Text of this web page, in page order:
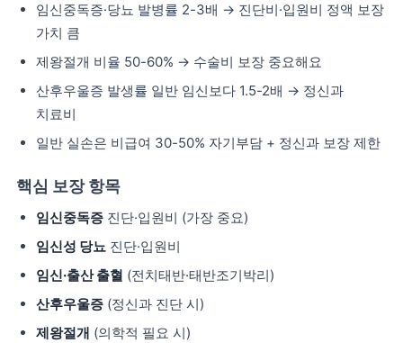
임신중독증·당뇨 발병률 2-3배 → 진단비·입원비 정액 보장
가치 큼
제왕절개 비율 50-60% → 수술비 보장 중요해요
산후우울증 발생률 일반 임신보다 1.5-2배 → 정신과
치료비
일반 실손은 비급여 30-50% 자기부담 + 정신과 보장 제한
핵심 보장 항목
임신중독증 진단·입원비 (가장 중요)
임신성 당뇨 진단·입원비
임신·출산 출혈 (전치태반·태반조기박리)
산후우울증 (정신과 진단 시)
제왕절개 (의학적 필요 시)